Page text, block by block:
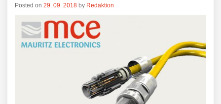
Posted on 29. 09. 2018 by Redaktion